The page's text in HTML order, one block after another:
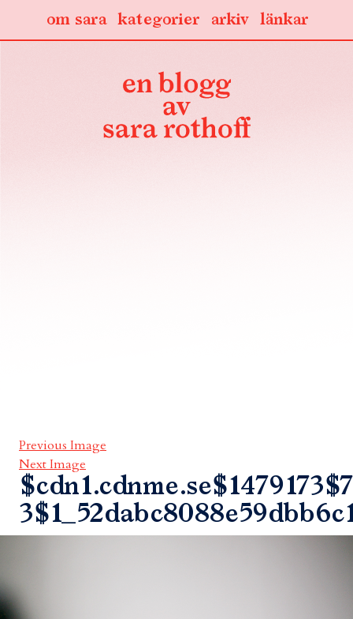
länkar
arkiv
kategorier
om sara
Previous Image
Next Image